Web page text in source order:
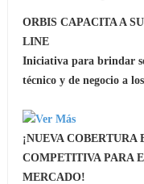
ORBIS CAPACITA A
LINE
Iniciativa para brindar
técnico y de negocio a
¡NUEVA COBERTURA
COMPETITIVA PARA
MERCADO!